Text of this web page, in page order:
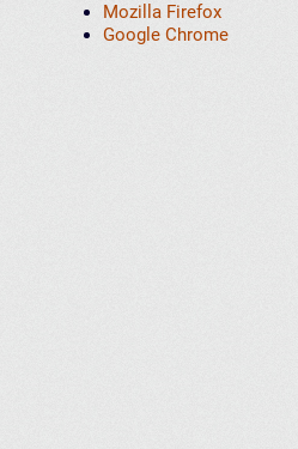
Mozilla Firefox
Google Chrome